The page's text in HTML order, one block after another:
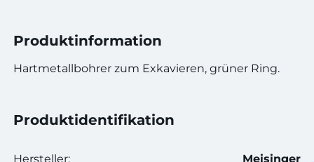
Produktinformation
Hartmetallbohrer zum Exkavieren, grüner Ring.
Produktidentifikation
Hersteller: Meisinger